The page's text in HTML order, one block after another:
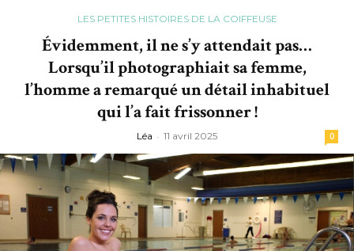
LES PETITES HISTOIRES DE LA COIFFEUSE
Évidemment, il ne s’y attendait pas…
Lorsqu’il photographiait sa femme,
l’homme a remarqué un détail inhabituel
qui l’a fait frissonner !
Léa - 11 avril 2025 0